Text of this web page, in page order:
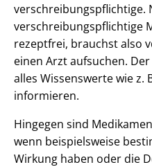
verschreibungspflichtige.
verschreibungspflichtige
rezeptfrei, brauchst also
einen Arzt aufsuchen.
alles Wissenswerte wie z.
informieren.
Hingegen sind
wenn beispielsweise
Wirkung haben oder die